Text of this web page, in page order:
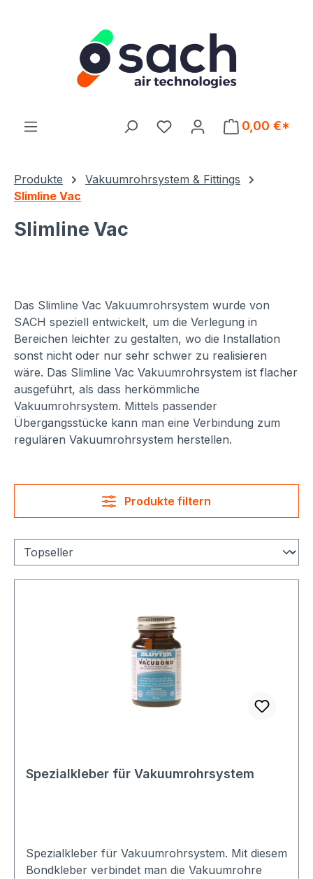
Du hast 0 Produkte auf
0,00 €*
Produkte
Vakuumrohrsystem & Fittings
Slimline Vac
Slimline Vac
Das Slimline Vac Vakuumrohrsystem wurde von
SACH speziell entwickelt, um die Verlegung in
Bereichen leichter zu gestalten, wo die Installation
sonst nicht oder nur sehr schwer zu realisieren
wäre. Das Slimline Vac Vakuumrohrsystem ist flacher
ausgeführt, als dass herkömmliche
Vakuumrohrsystem. Mittels passender
Übergangsstücke kann man eine Verbindung zum
regulären Vakuumrohrsystem herstellen.
Produkte filtern
Spezialkleber für Vakuumrohrsystem
Spezialkleber für Vakuumrohrsystem. Mit diesem
Bondkleber verbindet man die Vakuumrohre